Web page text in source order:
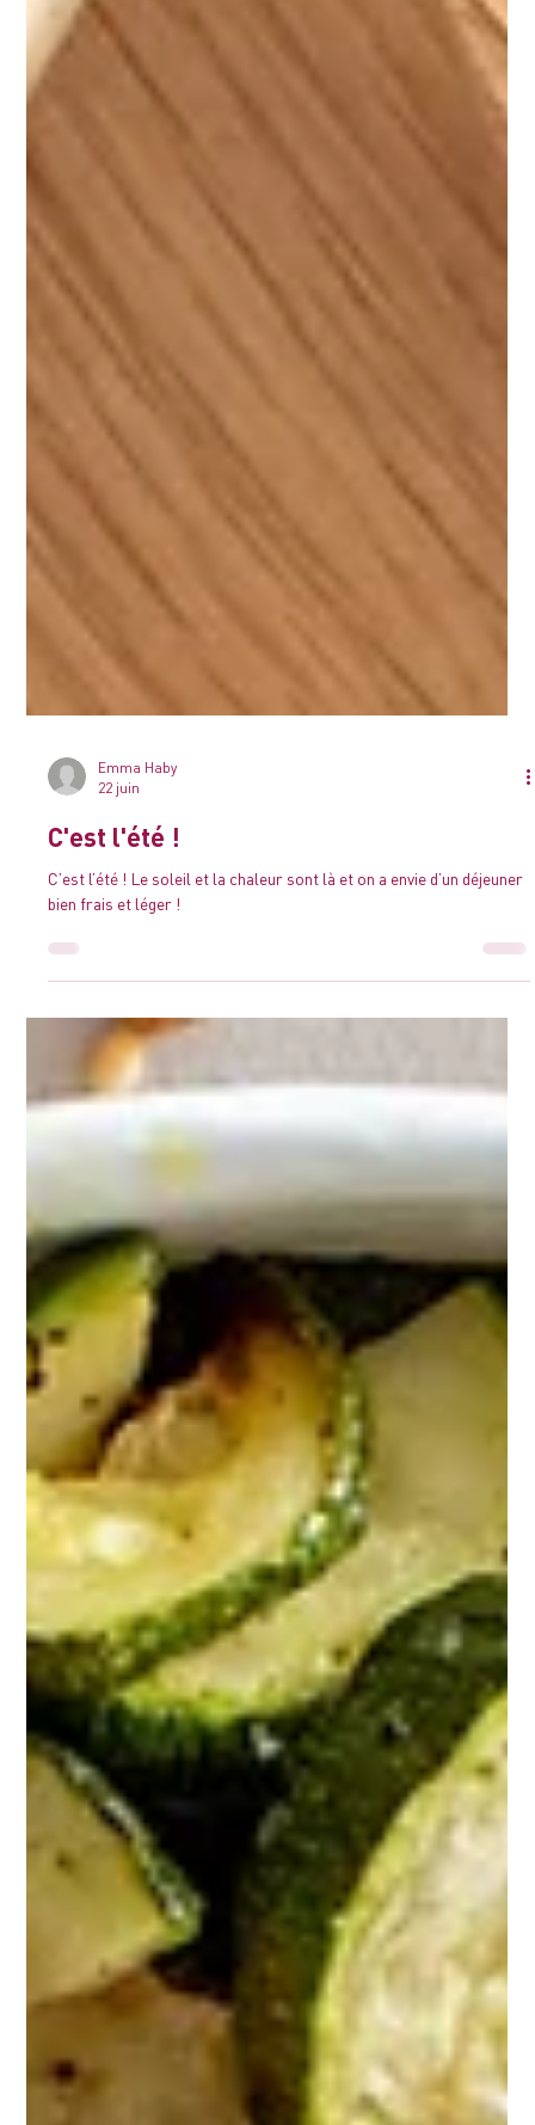
22 juin
C'est l'été !
C’est l’été ! Le soleil et la chaleur sont là et on a envie d’un déjeuner
bien frais et léger !